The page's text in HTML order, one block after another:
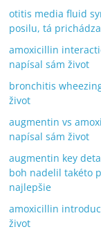
otitis media fluid
posilu, tá
amoxicillin
napísal sám život
bronchitis
život
augmentin vs
napísal sám život
augmentin key
boh nadelil takéto
najlepšie
amoxicillin
život